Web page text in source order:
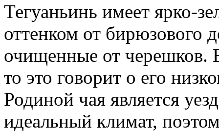
Тегуаньинь имеет ярко-
оттенком от бирюзового
очищенные от черешков.
то это говорит о его
Родиной чая является
идеальный климат,